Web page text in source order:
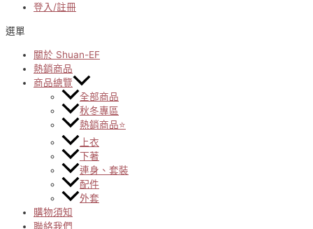
登入/註冊
選單
關於 Shuan-EF
熱銷商品
商品總覽
全部商品
秋冬專區
熱銷商品⭐
上衣
下著
連身、套裝
配件
外套
購物須知
聯絡我們